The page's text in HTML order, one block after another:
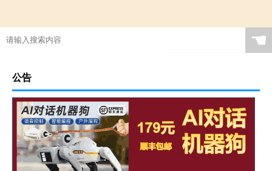
☚
公告